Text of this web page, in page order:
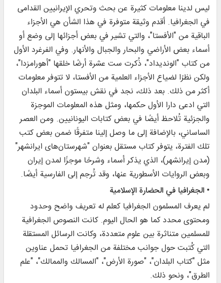
ليس لدينا معلومات كثيرة عن بحث وتحري الإيرانيين القدامى
في الجغرافيا. أقدم وثيقة متوفرة في هذا الشأن هي الأجزاء
الباقية من "الأفستا"، والتي تشير في بعض أجزائها إلى وضع أو
أسماء بعض الأراضي والبحار والجبال والأنهار. وفي الفرغرد الأول
من كتاب "الوندیداد"، ذُكرت ست عشرة أرضًا خلقها "أهورامزدا"،
ولكن نظرًا لضياع الأجزاء العلمية من الأفستا، لا تتوفر معلومات
أكثر من ذلك. بعد ذلك، نجد في نقش بيستون أسماء البلدان
التي ادعى دارا الأول حكمها، ومثل هذه المعلومات الموجزة
والجزئية تُلاحظ أيضًا في بعض كتابات اليونانيين. ومن العصر
الساساني، بالإضافة إلى ما وصل إلينا متفرقًا ضمن بعض كتب
تلك الفترة، يتوفر كتاب مستقل بعنوان "شهرستان‌های ایرانشهر"
(مدن إيرانشهر)، الذي يذكر أسماء وشرحًا موجزًا لمدن إيران
وبعض الروايات الأسطورية عنها، وقد تُرجم إلى الفارسية أيضًا.
• الجغرافيا في الحضارة الإسلامية
لم يعرف المسلمون الجغرافيا كعلم له تعريف واضح وحدود
ومحتوى محدد كما هو الحال اليوم. كانت النصوص الجغرافية
للمسلمين متناثرة بين علوم متعددة، وكانت الرسائل المستقلة
التي كُتبت حول جوانب مختلفة من الجغرافيا تحمل عناوين
مثل "كتاب البلدان"، "صورة الأرض"، "المسالك والممالك"، "علم
الطرق"، ونحو ذلك.